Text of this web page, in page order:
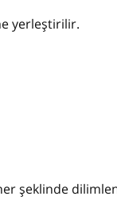
yerleştirilir.
şeklinde